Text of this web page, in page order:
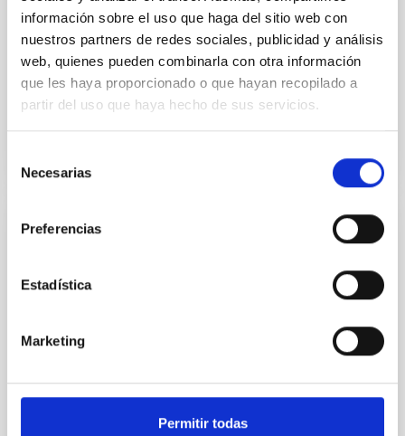
información sobre el uso que haga del sitio web con
nuestros partners de redes sociales, publicidad y análisis
web, quienes pueden combinarla con otra información
que les haya proporcionado o que hayan recopilado a
partir del uso que haya hecho de sus servicios.
Necesarias
Preferencias
Estadística
Marketing
Permitir todas
Mid-Infrared imaging is vital for the study of a wide
variety of astronomical phenomena, including
evolved stars, exoplanets, and dust enshrouded
processes such...
PUBLICACIÓN
A low-cost chopping system and uncooled
microbolometer array for ground-based
Mid-Infrared imaging is vital for the study of a wide
evolved stars, exoplanets, and dust enshrouded